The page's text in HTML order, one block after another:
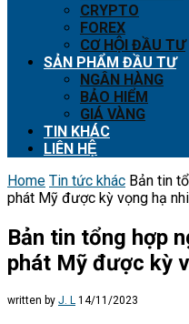
CRYPTO
FOREX
CƠ HỘI ĐẦU TƯ
SẢN PHẨM ĐẦU TƯ
NGÂN HÀNG
BẢO HIỂM
GIÁ VÀNG
TIN KHÁC
LIÊN HỆ
Home Tin tức khác Bản tin
phát Mỹ được kỳ vọng hạ
Bản tin tổng hợp
phát Mỹ được kỳ
written by J. L 14/11/2023